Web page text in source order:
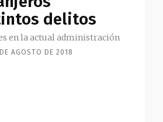
delitos
en la actual administración
AGOSTO DE 2018